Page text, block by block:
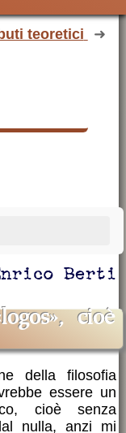
teoretici
Berti
della filosofia
essere un
cioè senza
nulla, anzi mi